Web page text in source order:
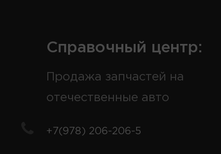
Справочный центр:
Продажа запчастей на
отечественные авто
+7(978) 206-206-5